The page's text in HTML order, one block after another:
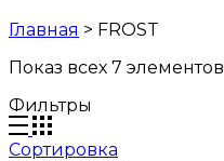
Главная > FROST
Показ всех 7 элементов
Фильтры
Сортировка